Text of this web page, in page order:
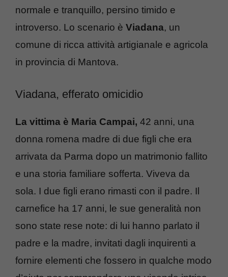
normale e tranquillo, persino timido e
introverso. Lo scenario è Viadana, un
comune di ricca attività artigianale e agricola
in provincia di Mantova.
Viadana, efferato omicidio
La vittima è Maria Campai, 42 anni, una
donna romena madre di due figli che era
arrivata da Parma dopo un matrimonio fallito
e una storia familiare sofferta. Viveva da
sola. I due figli erano rimasti con il padre. Il
carnefice ha 17 anni, le sue generalità non
sono state rese note: di lui hanno parlato il
padre e la madre, invitati dagli inquirenti a
fornire elementi che fossero in qualche modo